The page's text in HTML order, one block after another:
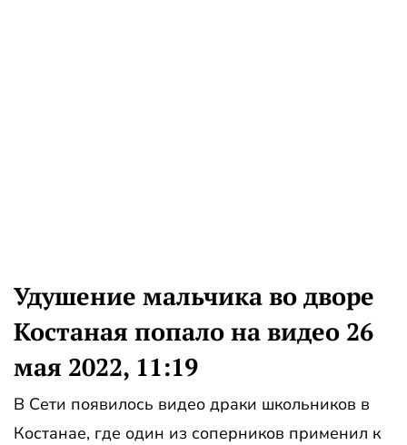
Удушение мальчика во дворе
Костаная попало на видео 26
мая 2022, 11:19
В Сети появилось видео драки школьников в
Костанае, где один из соперников применил к